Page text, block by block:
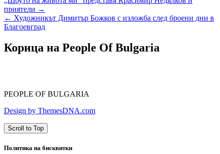
приятели →
← Художникът Димитър Божков с изложба след броени дни в
Благоевград
Корица на People Of Bulgaria
PEOPLE OF BULGARIA
Design by ThemesDNA.com
Scroll to Top
Политика на бисквитки